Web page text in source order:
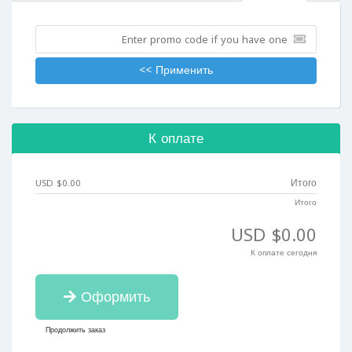
Применить >>
К оплате
Итого
$0.00 USD
Итого
$0.00 USD
К оплате сегодня
Оформить
Продолжить заказ